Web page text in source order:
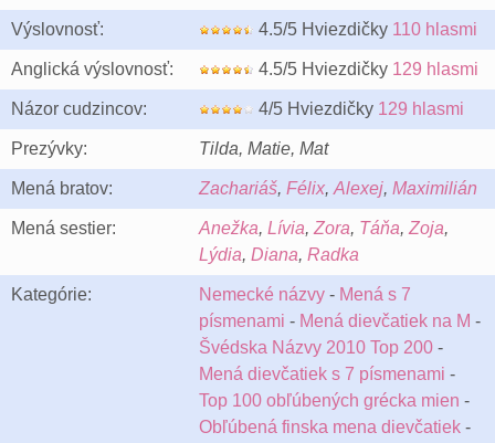
Výslovnosť: 4.5/5 Hviezdičky 110 hlasmi
Anglická výslovnosť: 4.5/5 Hviezdičky 129 hlasmi
Názor cudzincov: 4/5 Hviezdičky 129 hlasmi
Prezývky: Tilda, Matie, Mat
Mená bratov: Zachariáš, Félix, Alexej, Maximilián
Mená sestier: Anežka, Lívia, Zora, Táňa, Zoja,
Lýdia, Diana, Radka
Kategórie: Nemecké názvy - Mená s 7
písmenami - Mená dievčatiek na M -
Švédska Názvy 2010 Top 200 -
Mená dievčatiek s 7 písmenami -
Top 100 obľúbených grécka mien -
Obľúbená finska mena dievčatiek -